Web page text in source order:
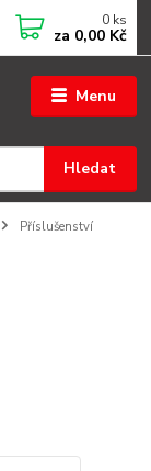
Menu
Hledat
0 ks
za 0,00 Kč
Příslušenství